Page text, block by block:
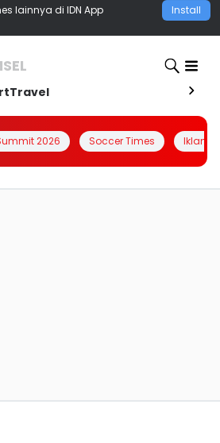
lainnya di IDN App Install
Travel
2026 Soccer Times Iklanin